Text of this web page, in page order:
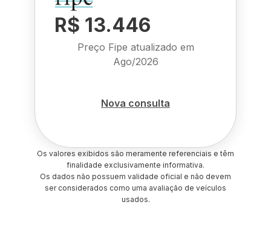
R$ 13.446
Preço Fipe atualizado em
Ago/2026
Nova consulta
Os valores exibidos são meramente referenciais e têm
finalidade exclusivamente informativa.
Os dados não possuem validade oficial e não devem
ser considerados como uma avaliação de veículos
usados.